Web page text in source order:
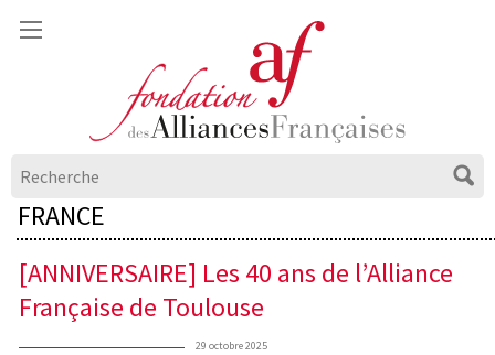
FRANCE
[ANNIVERSAIRE] Les 40 ans de l’Alliance
Française de Toulouse
29 octobre 2025